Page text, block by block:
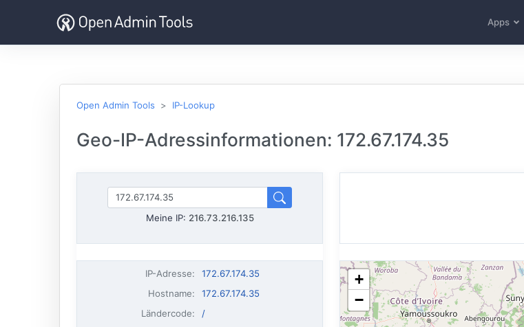
Apps
Open Admin Tools IP-Lookup
Geo-IP-Adressinformationen: 172.67.174.35
Meine IP: 216.73.216.135
IP-Adresse:
172.67.174.35
Hostname:
172.67.174.35
Ländercode:
/
+
−